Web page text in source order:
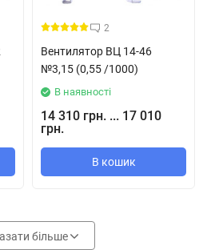
2
Вентилятор ВЦ 14-46
№3,15 (0,55 /1000)
В наявності
14 310 грн. ... 17 010
грн.
В кошик
більше